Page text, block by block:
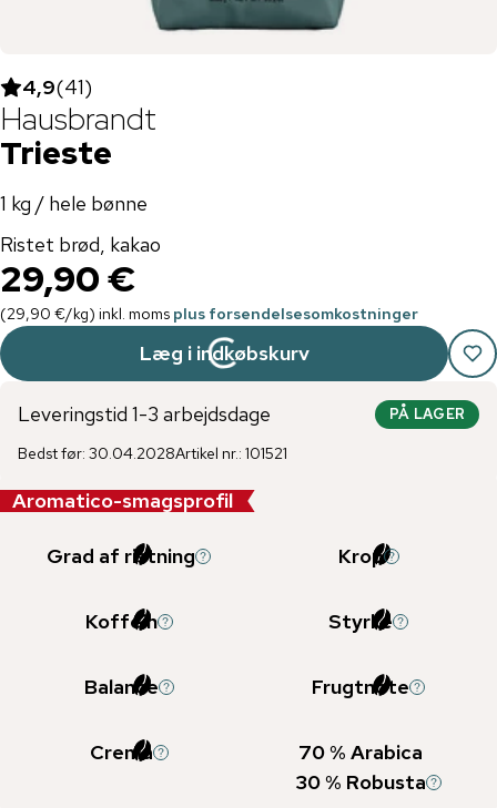
4,9(41)
Hausbrandt
Trieste
1 kg / hele bønne
Ristet brød, kakao
29,90 €
(29,90 €/kg) inkl. moms plus forsendelsesomkostninger
Læg i indkøbskurv
Leveringstid 1-3 arbejdsdage PÅ LAGER
Bedst før: 30.04.2028Artikel nr.: 101521
Aromatico-smagsprofil
Grad af ristning Krop
Koffein Styrke
Balance Frugtnote
Crema 70% Arabica
30% Robusta